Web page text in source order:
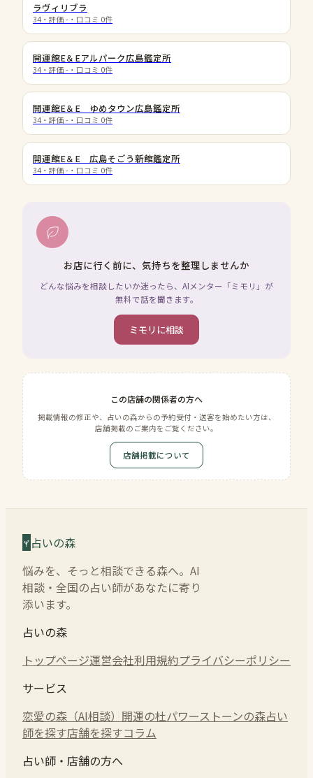
ラヴィリブラ
34 ・評価 - ・口コミ 0件
開運館E＆Eアルパーク広島鑑定所
34 ・評価 - ・口コミ 0件
開運館E＆E ゆめタウン広島鑑定所
34 ・評価 - ・口コミ 0件
開運館E＆E 広島そごう新館鑑定所
34 ・評価 - ・口コミ 0件
お店に行く前に、気持ちを整理しませんか
どんな悩みを相談したいか迷ったら、AIメンター「ミモリ」が
無料で話を聞きます。
ミモリに相談
この店舗の関係者の方へ
掲載情報の修正や、占いの森からの予約受付・送客を始めたい方は、
店舗掲載のご案内をご覧ください。
店舗掲載について
占いの森
悩みを、そっと相談できる森へ。AI
相談・全国の占い師があなたに寄り
添います。
占いの森
トップページ運営会社利用規約プライバシーポリシー
サービス
恋愛の森（AI相談） 開運の杜パワーストーンの森占い
師を探す店舗を探すコラム
占い師・店舗の方へ